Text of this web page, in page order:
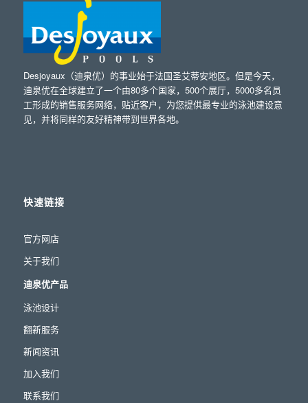
Desjoyaux（迪泉优）的事业始于法国圣艾蒂安地区。但是今天，
迪泉优在全球建立了一个由80多个国家，500个展厅，5000多名员
工形成的销售服务网络，贴近客户，为您提供最专业的泳池建设意
见，并将同样的友好精神带到世界各地。
快速链接
官方网店
关于我们
迪泉优产品
泳池设计
翻新服务
新闻资讯
加入我们
联系我们